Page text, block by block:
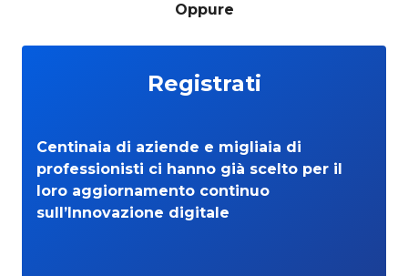
Oppure
Registrati
Centinaia di aziende e migliaia di
professionisti ci hanno già scelto per il
loro aggiornamento continuo
sull’Innovazione digitale